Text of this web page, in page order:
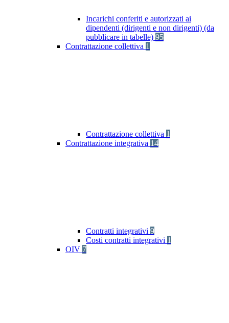
Incarichi conferiti e autorizzati ai
dipendenti (dirigenti e non dirigenti) (da
pubblicare in tabelle) 95
Contrattazione collettiva 1
Contrattazione collettiva 1
Contrattazione integrativa 14
Contratti integrativi 9
Costi contratti integrativi 1
OIV 7